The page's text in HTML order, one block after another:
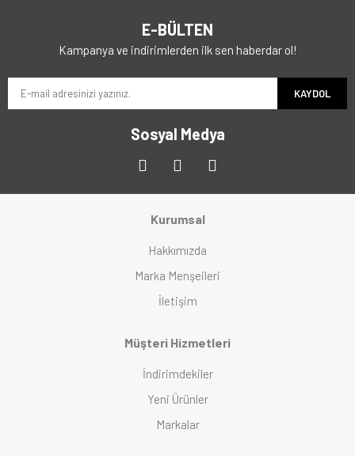
E-BÜLTEN
Kampanya ve indirimlerden ilk sen haberdar ol!
KAYDOL
Sosyal Medya
Kurumsal
Hakkımızda
Marka Menşeileri
İletişim
Müşteri Hizmetleri
İndirimdekiler
Yeni Ürünler
Markalar